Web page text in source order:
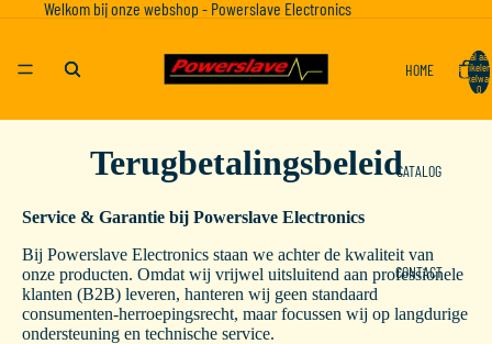
Welkom bij onze webshop - Powerslave Electronics
HOME
CATALOG
CONTACT
Totaal
0
Terugbetalingsbeleid
Service & Garantie bij Powerslave Electronics
Bij Powerslave Electronics staan we achter de kwaliteit van
onze producten. Omdat wij vrijwel uitsluitend aan professionele
klanten (B2B) leveren, hanteren wij geen standaard
consumenten-herroepingsrecht, maar focussen wij op langdurige
ondersteuning en technische service.